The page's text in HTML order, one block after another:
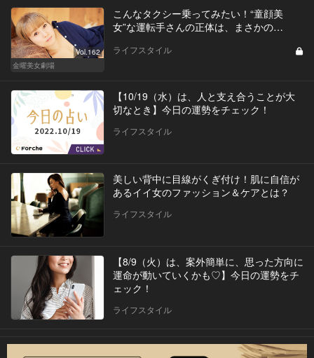
Vol.162
金曜美女劇場
こんなタクシー乗ってみたい！“童顔美
女”な運転手さんの正体は、まさかの…
ライフスタイル
【10/19（水）は、人と支え合うことが大
切なとき】今日の運勢をチェック！
ライフスタイル
美しい背中に目線がくぎ付け！肌に自信が
あるイイ女のファッション＆ケアとは？
ライフスタイル
【8/9（火）は、案外簡単に、思った方向に
運命が動いていくかも♡】今日の運勢をチ
ェック！
ライフスタイル